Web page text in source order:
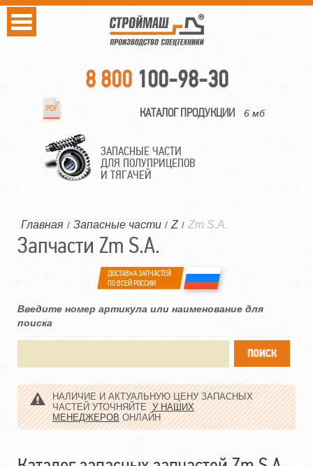
8 800 100-98-30
КАТАЛОГ ПРОДУКЦИИ 6 мб
ЗАПАСНЫЕ ЧАСТИ
ДЛЯ ПОЛУПРИЦЕПОВ
И ТЯГАЧЕЙ
Главная / Запасные части / Z / Zm S.A.
Запчасти Zm S.A.
ДОСТАВКА ЗАПЧАСТЕЙ
ПО ВСЕЙ РОССИИ
Введите номер артикула или наименование для
поиска
НАЛИЧИЕ И АКТУАЛЬНУЮ ЦЕНУ ЗАПАСНЫХ
ЧАСТЕЙ УТОЧНЯЙТЕУ НАШИХ
МЕНЕДЖЕРОВОНЛАЙН